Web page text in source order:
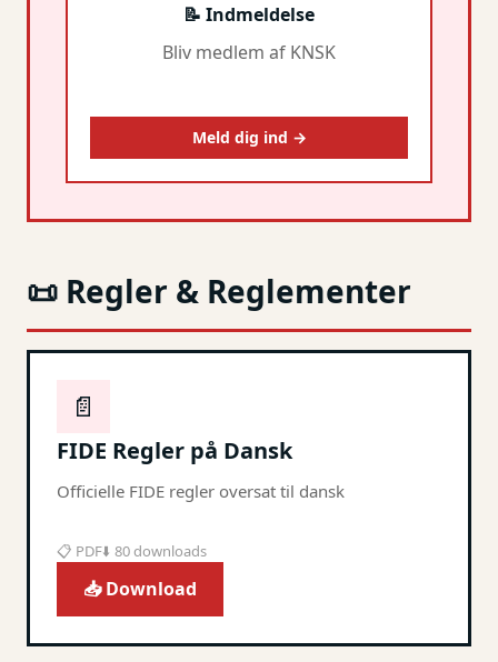
📝 Indmeldelse
Bliv medlem af KNSK
Meld dig ind →
📜 Regler & Reglementer
📄
FIDE Regler på Dansk
Officielle FIDE regler oversat til dansk
📋 PDF⬇️ 80 downloads
📥 Download